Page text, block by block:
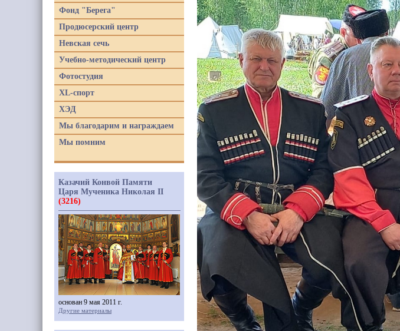
Фонд "Берега"
Продюсерский центр
Невская сечь
Учебно-методический центр
Фотостудия
XL-спорт
ХЭД
Мы благодарим и награждаем
Мы помним
Казачий Конвой Памяти
Царя Мученика Николая II
(3216)
основан 9 мая 2011 г.
Другие материалы